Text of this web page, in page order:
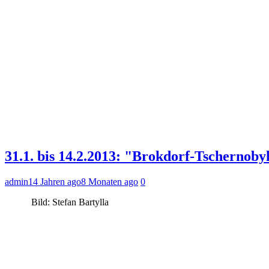
31.1. bis 14.2.2013: "Brokdorf-
admin14 Jahren ago8 Monaten ago 0
Bild: Stefan Bartylla